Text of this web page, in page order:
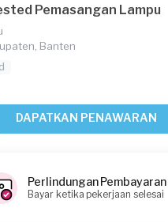
Pemasangan Lampu
Banten
lalu
Banten
DAPATKAN PENAWARAN
Perlindungan Pembayaran
Bayar ketika pekerjaan selesai